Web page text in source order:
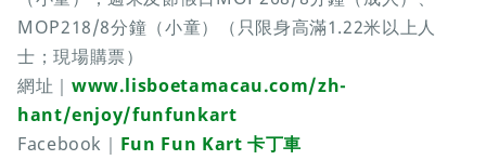
MOP218/8分鐘（小童）（只限身高滿1.22米以上人
士；現場購票）
網址｜ www.lisboetamacau.com/zh-
hant/enjoy/funfunkart
Facebook｜ Fun Fun Kart 卡丁車